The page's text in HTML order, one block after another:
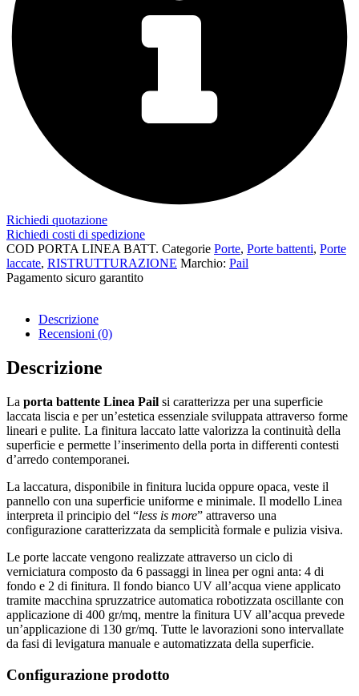
Richiedi quotazione
Richiedi costi di spedizione
COD PORTA LINEA BATT. Categorie Porte, Porte battenti, Porte
laccate, RISTRUTTURAZIONE Marchio: Pail
Pagamento sicuro garantito​
Descrizione
Recensioni (0)
Descrizione
La porta battente Linea Pail si caratterizza per una superficie
laccata liscia e per un’estetica essenziale sviluppata attraverso forme
lineari e pulite. La finitura laccato latte valorizza la continuità della
superficie e permette l’inserimento della porta in differenti contesti
d’arredo contemporanei.
La laccatura, disponibile in finitura lucida oppure opaca, veste il
pannello con una superficie uniforme e minimale. Il modello Linea
interpreta il principio del “less is more” attraverso una
configurazione caratterizzata da semplicità formale e pulizia visiva.
Le porte laccate vengono realizzate attraverso un ciclo di
verniciatura composto da 6 passaggi in linea per ogni anta: 4 di
fondo e 2 di finitura. Il fondo bianco UV all’acqua viene applicato
tramite macchina spruzzatrice automatica robotizzata oscillante con
applicazione di 400 gr/mq, mentre la finitura UV all’acqua prevede
un’applicazione di 130 gr/mq. Tutte le lavorazioni sono intervallate
da fasi di levigatura manuale e automatizzata della superficie.
Configurazione prodotto